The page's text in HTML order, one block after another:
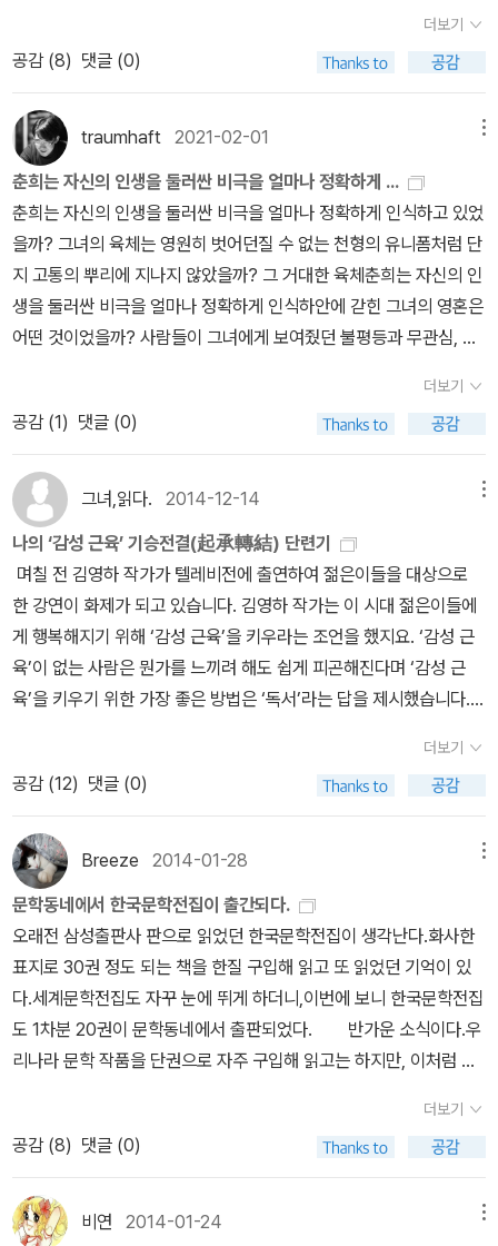
던 만큼 영화의 방식이기도 하다. 왜 영화도 잘 만든 영화는 감동을 최
대한 지연시켰다 뒤에 가서 한 방을 터트려주면 관객은 엔딩 크레디
트가 올라가도 한동안 그 자리를 쉽게 떠나지 못하지 않는가. 작가는
훗날 '나의 삼촌 브루스 리'에서 이와 같은 방식을 쓰기도 했는데, 사
랑하는 사람을 만나기 위해 (찾는 것이 아니라) 스스로를 감방에 가두
는 모순적인 방법을 취하므로 작품의 감동을 극대화시킨다. 사실 이
건 말이 쉽지 거의 특기를 넘어 신기에 가깝지 않나 생각한다. 또 신기
란 말이 나와서 말인데 왜 그런 작가들 있지 않나, 글 쓰는 게 가장 쉬
웠다며 등장인물이 말하면 자신은 그저 받아 적었을 뿐이라던 그 신
기의 작가들. 그렇듯 일필휘지로 막힘없이 썼을 것 같단 생각이 든
다. 작가는 시나리오를 썼다 소설로 전향했다. 모르긴 해도 시나리오
를 썼을 때 보다 소설을 쓸 때가 더 행복하지 않았을까 싶기도 하다.
(이미 여러 번 다른 글에서 우려먹긴 했지만) 연극은 배우의 예술이
까? 답은 나왔다. 작가(소설가)의 예술이다. 우린 이 당연한 사실을
잊고 있었던 것은 아닌지 모르겠다. 또 그것을 실증적으로 보여주는
작가가 바로 천명관 작가가 아닐까 싶다. 소설을 외면하는 우리나라
문학계에서 소설을 쓰는 작가들에겐 좀 자신감을 가져도 좋은 대목이
아닐까 싶다. 지난봄 우리 문학계에 낭보가 전해졌다. 바로 작가의 이
작품이 영국의 부커상 후보에 올랐다는 소식. 비록 수상까진 못 갔지
만 그런 권위 있는 상에 후보만으로도 적지 않은 성과라고 생각한다.
이 작품은 확실히 외국 사람들이 좋아할 만한 매력적인 작품이라고
녹여냈다는 점이 찬사를 받게 하지 않았을까. 하지만 나 개인적으론
먼저 읽은 '나의 삼촌 부루스 리'가 더 영화적으로 썼으며 더 애정이
간다. 작가의 시작은 이제부터다.
인간의 부조리한 행동에 관한 귀납적인 설명이다. 즉, 한 인물의 성격
이 미리 정해져 있어 그 성격에 따라 행동하는 것이 아니라 그가 하는
38)˝국어 사전을 찾아보면서 읽다보니, 다음엔 토지를 읽어 봐야겠
다는 생각이 들었다.
더보기
공감 (8) 댓글 (0)
traumhaft 2021-02-01
춘희는 자신의 인생을 둘러싼 비극을 얼마나 정확하게 ...
춘희는 자신의 인생을 둘러싼 비극을 얼마나 정확하게 인식하고 있었
을까? 그녀의 육체는 영원히 벗어던질 수 없는 천형의 유니폼처럼 단
지 고통의 뿌리에 지나지 않았을까? 그 거대한 육체춘희는 자신의 인
생을 둘러싼 비극을 얼마나 정확하게 인식하안에 갇힌 그녀의 영혼은
어떤 것이었을까? 사람들이 그녀에게 보여줬던 불평등과 무관심, 적
대해 궁금증을 가진 독자들이 있다면 그들은 모두 이야기꾼이 될 충
분한 자질이 있다. 왜냐하면 이야기란 바로 부조리한 인생에 대한 탐
구이기 때문이다. 따라서 그것을 설명한다는 것은 간단한 일이 아니
다. 뭔가 불순한 의도를 가진 자들만이 세상을 쉽게 설명하려고 한다.
그들은 한 줄 또는 두줄로 세상을 정의하고자 한다. 예컨대, 다음과 같
은 명제가 그런것이다.법 앞에서 만인은 평등하다.- P393
더보기
공감 (1) 댓글 (0)
그녀,읽다. 2014-12-14
나의 ‘감성 근육’ 기승전결(起承轉結) 단련기
며칠 전 김영하 작가가 텔레비전에 출연하여 젊은이들을 대상으로
한 강연이 화제가 되고 있습니다. 김영하 작가는 이 시대 젊은이들에
게 행복해지기 위해 ‘감성 근육’을 키우라는 조언을 했지요. ‘감성 근
육’이 없는 사람은 뭔가를 느끼려 해도 쉽게 피곤해진다며 ‘감성 근
육’을 키우기 위한 가장 좋은 방법은 ‘독서’라는 답을 제시했습니다.
었습니다. 그래서 저 자신에게 질문을 던져 보았습니다. 나는 탄탄한
‘감성 근육’을 가지고 있는가? 그래서 나는 지금 행복한가? 제 ‘감성
근육’을 탄탄하다고 자신할 수는 없지만, 저는 책을 읽음으로, 특히
‘소설’을 읽음으로 매우 행복하다고 말할 수는 있을 것 같습니다. 한
국의 성인 1년 평균 독서량이 10권도 안된다고 합니다. 솔직히 고백
하자면 저도 과거에 평균을 한없이 낮추는데 한 몫 하는 사람이었습
니다. 1년에 책 한권을 읽을까 말까 했지요. 그야말로 ‘감성 근육’이라
고는 눈곱만치도 없었던 사람이었던 겁니다. 그런데 지금은 1년에 5
0권 정도의 책을 읽습니다. 비록 읽는 책의 99퍼센트가 소설인, 지독
한 편독이긴 하지만 말입니다. 1년에 1권도 안 읽던 책인데, 이젠 저의
너무도 소중한 취미 생활이 독서가 되었습니다. 이렇게 되는 과정엔
저의 ‘감성 근육’을 단련시켜, 책을 읽는 행위 자체의 즐거움을 깨닫게
해준 소중한 몇 권의 소설들이 있습니다. 저는 이 소설들을 소개해보
[미야베 미유키 – 모방범] 起 - 장르 소설에 눈뜨다. 제가 처
음 책과 친해지게 된 결정적 계기는 장르소설을 읽은 것이었습니다.
더보기
공감 (12) 댓글 (0)
Breeze 2014-01-28
문학동네에서 한국문학전집이 출간되다.
오래전 삼성출판사 판으로 읽었던 한국문학전집이 생각난다.화사한
표지로 30권 정도 되는 책을 한질 구입해 읽고 또 읽었던 기억이 있
다.세계문학전집도 자꾸 눈에 뛰게 하더니,이번에 보니 한국문학전집
도 1차분 20권이 문학동네에서 출판되었다. 반가운 소식이다.우
리나라 문학 작품을 단권으로 자주 구입해 읽고는 하지만, 이처럼 전
책이다. 20권의 책중 내가 읽었던 책은 가만보니 몇 권 되지 않는다.
또한 책들을 살펴보니 한국고전문학전집도 보여 반갑다.학창시절에
의무적으로 읽었던 고전문학이 아니던가. 책들이
더보기
공감 (8) 댓글 (0)
비연 2014-01-24